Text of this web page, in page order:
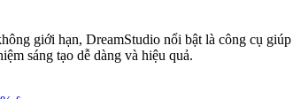
giới hạn, DreamStudio nổi bật là công cụ
sáng tạo dễ dàng và hiệu quả.